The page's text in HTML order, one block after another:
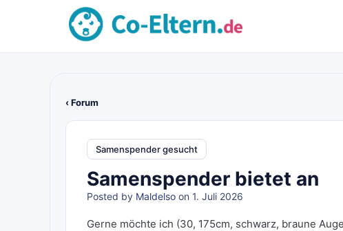
‹ Forum
Samenspender gesucht
Samenspender bietet an
Posted by Maldelso on 1. Juli 2026
Gerne möchte ich (30, 175cm, schwarz, braune